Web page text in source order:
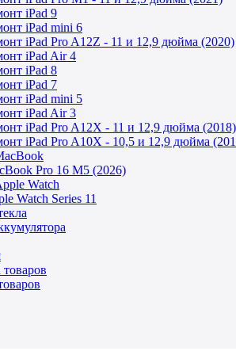
iPad 9
iPad mini 6
iPad Pro A12Z - 11 и 12,9 дюйма (2020)
iPad Air 4
iPad 8
iPad 7
iPad mini 5
iPad Air 3
iPad Pro A12X - 11 и 12,9 дюйма (2018)
iPad Pro A10X - 10,5 и 12,9 дюйма
Pro 16 M5 (2026)
Watch
Watch Series 11
товаров